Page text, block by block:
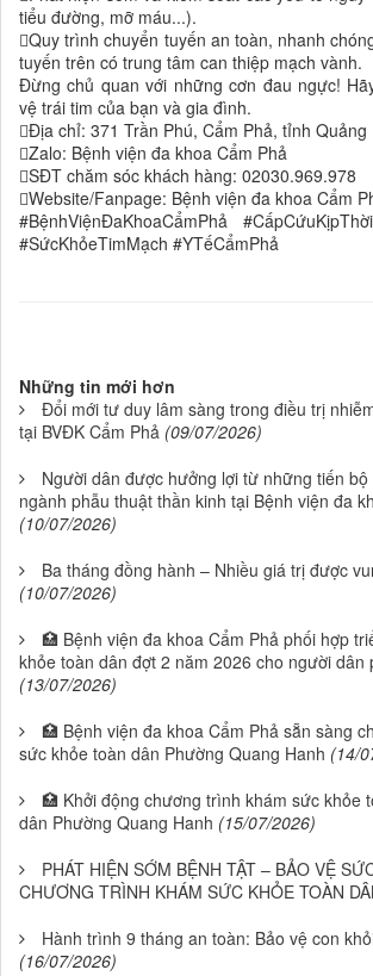
tiểu đường, mỡ máu...).
Quy trình chuyển tuyến an toàn, nhanh
tuyến trên có trung tâm can thiệp mạch vành.
Đừng chủ quan với những cơn đau ngực!
vệ trái tim của bạn và gia đình.
Địa chỉ: 371 Trần Phú, Cẩm Phả, tỉnh Quảng
Zalo: Bệnh viện đa khoa Cẩm Phả
SĐT chăm sóc khách hàng: 02030.969.978
Website/Fanpage: Bệnh viện đa khoa Cẩm
#BệnhViệnĐaKhoaCẩmPhả
#SứcKhỏeTimMạch #YTếCẩmPhả
Những tin mới hơn
Đổi mới tư duy lâm sàng trong điều trị
tại BVĐK Cẩm Phả (09/07/2026)
Người dân được hưởng lợi từ những tiến bộ
ngành phẫu thuật thần kinh tại Bệnh viện đa
(10/07/2026)
Ba tháng đồng hành – Nhiều giá trị được
(10/07/2026)
🏥 Bệnh viện đa khoa Cẩm Phả phối hợp
khỏe toàn dân đợt 2 năm 2026 cho người dân
(13/07/2026)
🏥 Bệnh viện đa khoa Cẩm Phả sẵn sàng
sức khỏe toàn dân Phường Quang Hanh (14/
🏥 Khởi động chương trình khám sức khỏe
dân Phường Quang Hanh (15/07/2026)
PHÁT HIỆN SỚM BỆNH TẬT – BẢO VỆ
CHƯƠNG TRÌNH KHÁM SỨC KHỎE TOÀN
Hành trình 9 tháng an toàn: Bảo vệ con
(16/07/2026)